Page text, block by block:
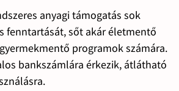
anyagi támogatás sok
fenntartását, sőt akár életmentő
programok számára.
bankszámlára érkezik, átlátható